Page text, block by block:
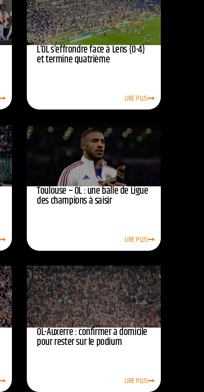
L’OL s’effrondre face à Lens (0-4)
et termine quatrième
LIRE PLUS
Toulouse – OL : une balle de Ligue
des champions à saisir
LIRE PLUS
OL-Auxerre : confirmer à domicile
pour rester sur le podium
LIRE PLUS